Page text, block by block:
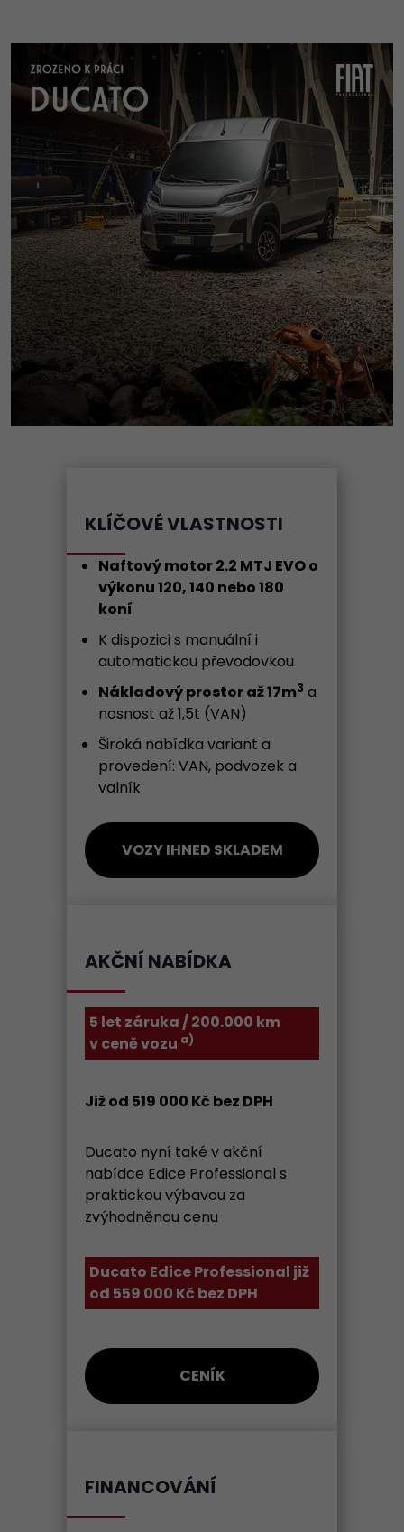
KLÍČOVÉ VLASTNOSTI
Naftový motor 2.2 MTJ EVO o
výkonu 120, 140 nebo 180
koní
K dispozici s manuální i
automatickou převodovkou
Nákladový prostor až 17m3 a
nosnost až 1,5t (VAN)
Široká nabídka variant a
provedení: VAN, podvozek a
valník
VOZY IHNED SKLADEM
AKČNÍ NABÍDKA
5 let záruka / 200.000 km
v ceně vozu a)
Již od 519 000 Kč bez DPH
Ducato nyní také v akční
nabídce Edice Professional s
praktickou výbavou za
zvýhodněnou cenu
Ducato Edice Professional již
od 559 000 Kč bez DPH
CENÍK
FINANCOVÁNÍ